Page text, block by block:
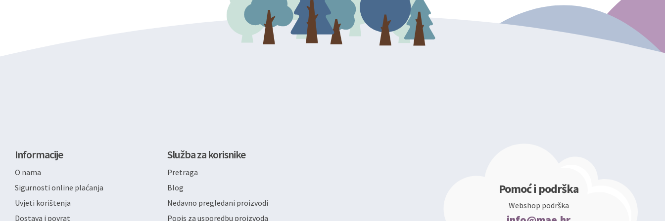
Informacije
O nama
Sigurnosti online plaćanja
Uvjeti korištenja
Dostava i povrat
Služba za korisnike
Pretraga
Blog
Nedavno pregledani proizvodi
Popis za usporedbu proizvoda
Pomoć i podrška
Webshop podrška